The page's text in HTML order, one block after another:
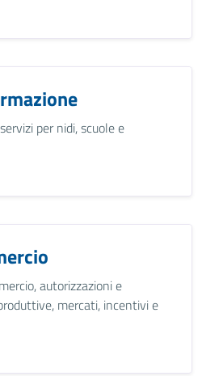
per nidi, scuole e
autorizzazioni e
mercati, incentivi e